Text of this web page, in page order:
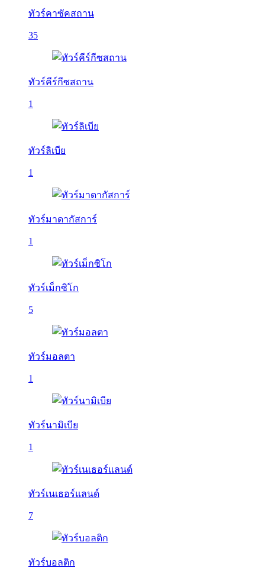
ทัวร์คาซัคสถาน
35
ทัวร์คีร์กีซสถาน
1
ทัวร์ลิเบีย
1
ทัวร์มาดากัสการ์
1
ทัวร์เม็กซิโก
5
ทัวร์มอลตา
1
ทัวร์นามิเบีย
1
ทัวร์เนเธอร์แลนด์
7
ทัวร์บอลติก